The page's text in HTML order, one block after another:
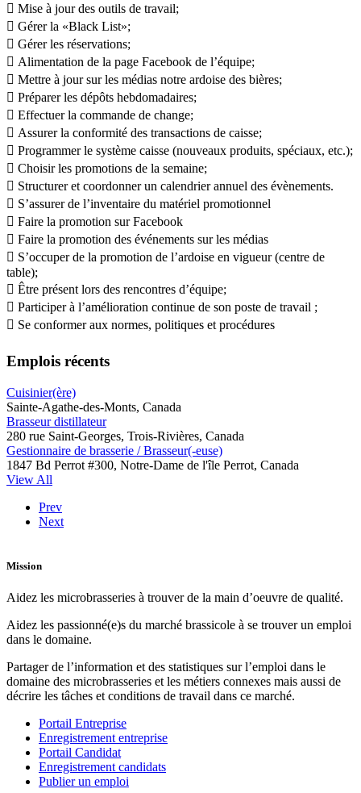
 Mise à jour des outils de travail;
 Gérer la «Black List»;
 Gérer les réservations;
 Alimentation de la page Facebook de l’équipe;
 Mettre à jour sur les médias notre ardoise des bières;
 Préparer les dépôts hebdomadaires;
 Effectuer la commande de change;
 Assurer la conformité des transactions de caisse;
 Programmer le système caisse (nouveaux produits, spéciaux, etc.);
 Choisir les promotions de la semaine;
 Structurer et coordonner un calendrier annuel des évènements.
 S’assurer de l’inventaire du matériel promotionnel
 Faire la promotion sur Facebook
 Faire la promotion des événements sur les médias
 S’occuper de la promotion de l’ardoise en vigueur (centre de
table);
 Être présent lors des rencontres d’équipe;
 Participer à l’amélioration continue de son poste de travail ;
 Se conformer aux normes, politiques et procédures
Emplois récents
Cuisinier(ère)
Sainte-Agathe-des-Monts, Canada
Brasseur distillateur
280 rue Saint-Georges, Trois-Rivières, Canada
Gestionnaire de brasserie / Brasseur(-euse)
1847 Bd Perrot #300, Notre-Dame de l'île Perrot, Canada
View All
Prev
Next
Mission
Aidez les microbrasseries à trouver de la main d’oeuvre de qualité.
Aidez les passionné(e)s du marché brassicole à se trouver un emploi
dans le domaine.
Partager de l’information et des statistiques sur l’emploi dans le
domaine des microbrasseries et les métiers connexes mais aussi de
décrire les tâches et conditions de travail dans ce marché.
Portail Entreprise
Enregistrement entreprise
Portail Candidat
Enregistrement candidats
Publier un emploi